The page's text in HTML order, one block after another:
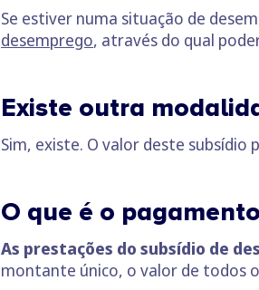
Se estiver numa situação de
desemprego, através do qual
Existe outra
Sim, existe. O valor deste
O que é o
As prestações do subsídio de
montante único, o valor de todos